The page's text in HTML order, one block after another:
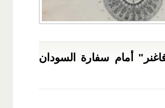
أمام سفارة السودان